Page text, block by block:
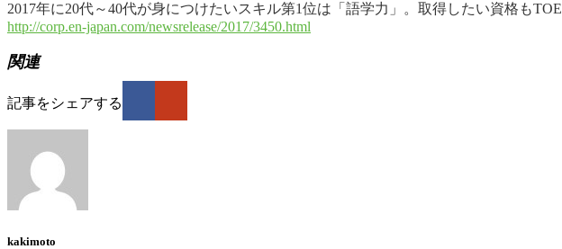
2017年に20代～40代が身につけたいスキル第1位は「語学力」。取得したい資格も
http://corp.en-japan.com/newsrelease/2017/3450.html
関連
記事をシェアする
kakimoto